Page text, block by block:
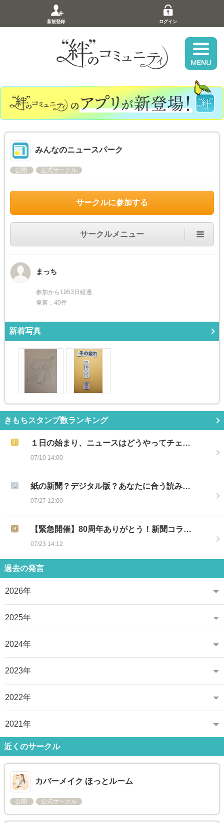
新規登録 ログイン
みんなのニュースパーク
公開 公式サークル
サークルに参加する
サークルメニュー
まっち
参加から1953日経過
発言：40件
新着写真
きもちスタンプ数ランキング
１日の始まり、ニュースはどうやってチェ…
07/10 14:00
紙の新聞？デジタル版？あなたに合う読み…
07/27 12:00
【緊急開催】80周年ありがとう！新聞コラ…
07/23 14:12
過去の発言
2026年
2025年
2024年
2023年
2022年
2021年
近くのサークル
カバーメイク ほっとルーム
公開 公式サークル